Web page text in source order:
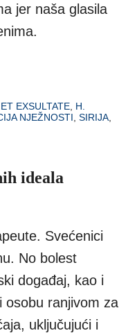
jer naša glasila
EXSULTATE H.
NJEŽNOSTI SIRIJA
ideala
Svećenici
No bolest
događaj, kao i
osobu ranjivom za
uključujući i